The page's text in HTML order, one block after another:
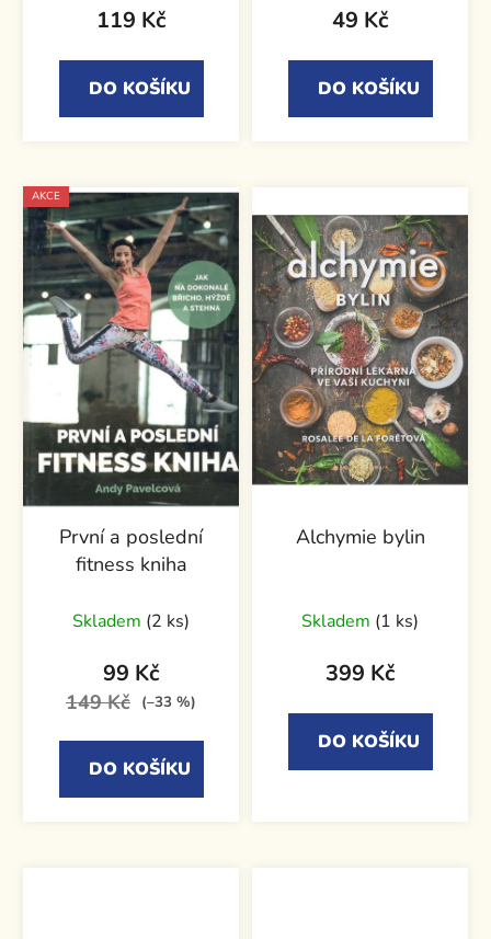
119 Kč
DO KOŠÍKU
49 Kč
DO KOŠÍKU
AKCE
První a poslední
fitness kniha
Skladem (2 ks)
99 Kč
149 Kč (–33 %)
DO KOŠÍKU
Alchymie bylin
Skladem (1 ks)
399 Kč
DO KOŠÍKU